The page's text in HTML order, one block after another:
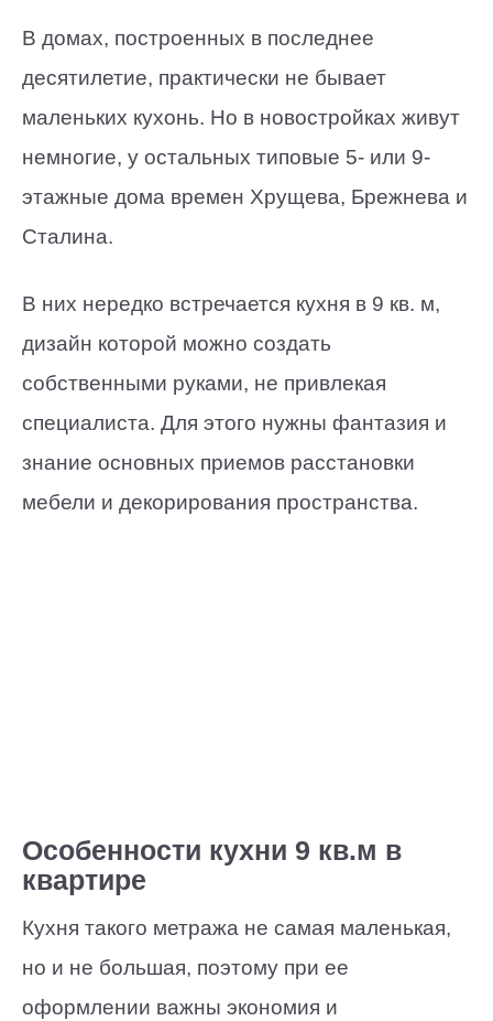
В домах, построенных в последнее
десятилетие, практически не бывает
маленьких кухонь. Но в новостройках живут
немногие, у остальных типовые 5- или 9-
этажные дома времен Хрущева, Брежнева и
Сталина.
В них нередко встречается кухня в 9 кв. м,
дизайн которой можно создать
собственными руками, не привлекая
специалиста. Для этого нужны фантазия и
знание основных приемов расстановки
мебели и декорирования пространства.
Особенности кухни 9 кв.м в
квартире
Кухня такого метража не самая маленькая,
но и не большая, поэтому при ее
оформлении важны экономия и